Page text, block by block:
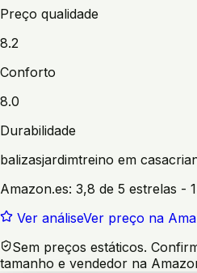
Preço qualidade
8.2
Conforto
8.0
Durabilidade
balizasjardimtreino em casa
Amazon.es: 3,8 de 5 estrelas -
Ver análiseVer preço na
Sem preços estáticos.
tamanho e vendedor na